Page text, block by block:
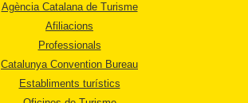
Agència Catalana de Turisme
Afiliacions
Professionals
Catalunya Convention Bureau
Establiments turístics